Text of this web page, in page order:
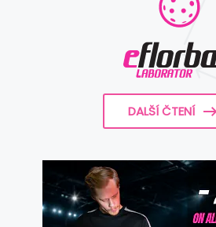
DALŠÍ ČTENÍ